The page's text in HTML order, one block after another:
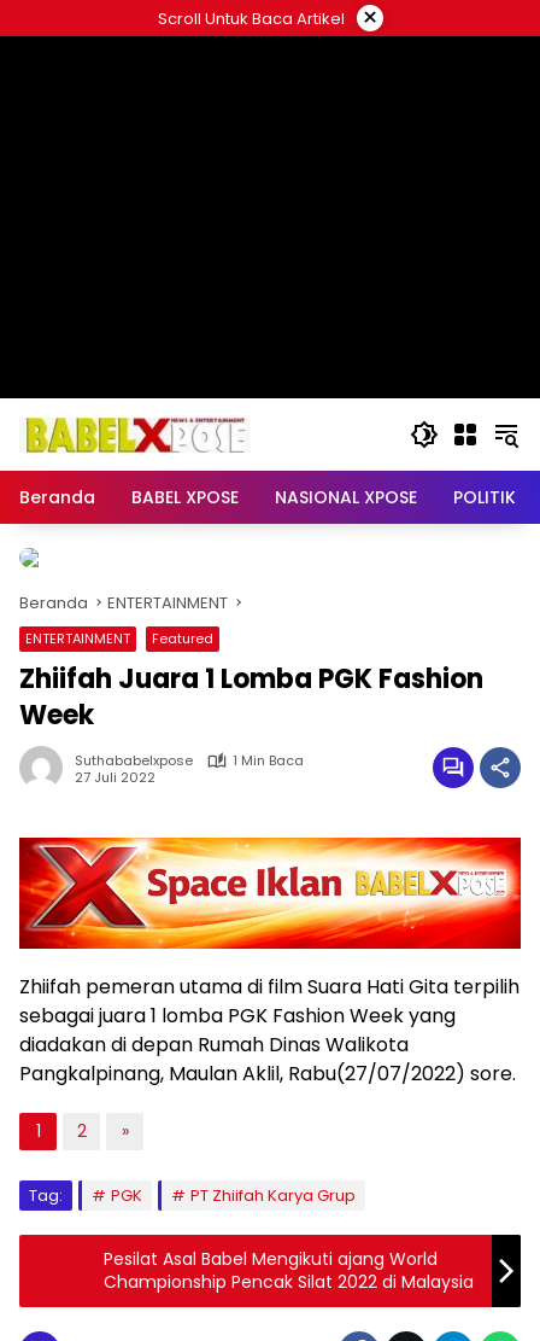
ke
Scroll Untuk Baca Artikel ×
Beranda BABEL XPOSE NASIONAL XPOSE POLITIK
Beranda ENTERTAINMENT
ENTERTAINMENT Featured
Zhiifah Juara 1 Lomba PGK Fashion
Week
Suthababelxpose
1 Min Baca
27 Juli 2022
Zhiifah pemeran utama di film Suara Hati Gita terpilih
sebagai juara 1 lomba PGK Fashion Week yang
diadakan di depan Rumah Dinas Walikota
Pangkalpinang, Maulan Aklil, Rabu(27/07/2022) sore.
1 2 »
Tag: PGK PT Zhiifah Karya Grup
Pesilat Asal Babel Mengikuti ajang World
Championship Pencak Silat 2022 di Malaysia